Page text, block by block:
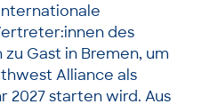
des
Gast in Bremen, um
Alliance als
2027 starten wird. Aus